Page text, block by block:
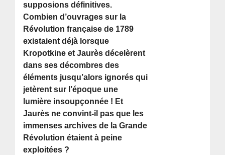
supposions définitives.
Combien d’ouvrages sur la
Révolution française de 1789
existaient déjà lorsque
Kropotkine et Jaurès décelèrent
dans ses décombres des
éléments jusqu’alors ignorés qui
jetèrent sur l’époque une
lumière insoupçonnée ! Et
Jaurès ne convint-il pas que les
immenses archives de la Grande
Révolution étaient à peine
exploitées ?